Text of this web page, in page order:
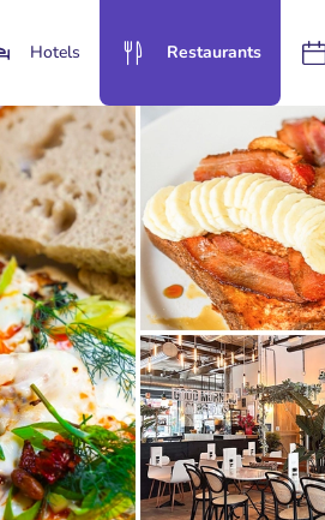
Hotels Restaurants